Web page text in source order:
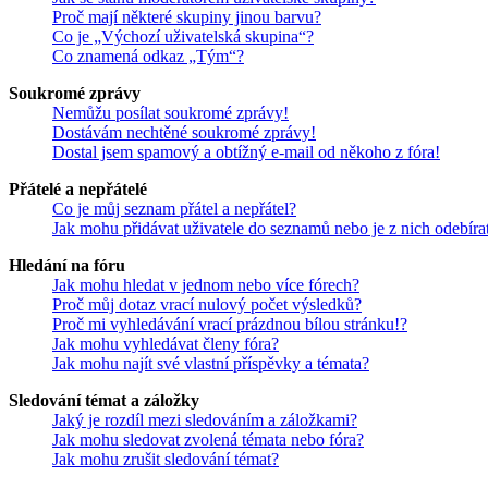
Proč mají některé skupiny jinou barvu?
Co je „Výchozí uživatelská skupina“?
Co znamená odkaz „Tým“?
Soukromé zprávy
Nemůžu posílat soukromé zprávy!
Dostávám nechtěné soukromé zprávy!
Dostal jsem spamový a obtížný e-mail od někoho z fóra!
Přátelé a nepřátelé
Co je můj seznam přátel a nepřátel?
Jak mohu přidávat uživatele do seznamů nebo je z nich
Hledání na fóru
Jak mohu hledat v jednom nebo více fórech?
Proč můj dotaz vrací nulový počet výsledků?
Proč mi vyhledávání vrací prázdnou bílou stránku!?
Jak mohu vyhledávat členy fóra?
Jak mohu najít své vlastní příspěvky a témata?
Sledování témat a záložky
Jaký je rozdíl mezi sledováním a záložkami?
Jak mohu sledovat zvolená témata nebo fóra?
Jak mohu zrušit sledování témat?